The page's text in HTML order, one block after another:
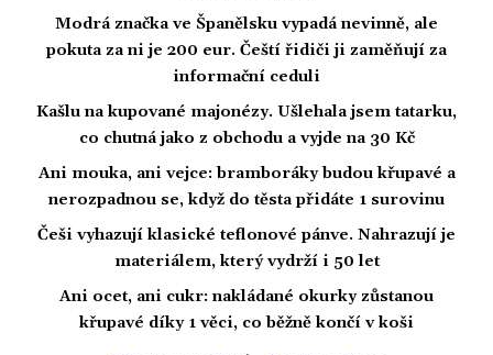
Modrá značka ve Španělsku vypadá nevinně, ale
pokuta za ni je 200 eur. Čeští řidiči ji zaměňují za
informační ceduli
Kašlu na kupované majonézy. Ušlehala jsem tatarku,
co chutná jako z obchodu a vyjde na 30 Kč
Ani mouka, ani vejce: bramboráky budou křupavé a
nerozpadnou se, když do těsta přidáte 1 surovinu
Češi vyhazují klasické teflonové pánve. Nahrazují je
materiálem, který vydrží i 50 let
Ani ocet, ani cukr: nakládané okurky zůstanou
křupavé díky 1 věci, co běžně končí v koši